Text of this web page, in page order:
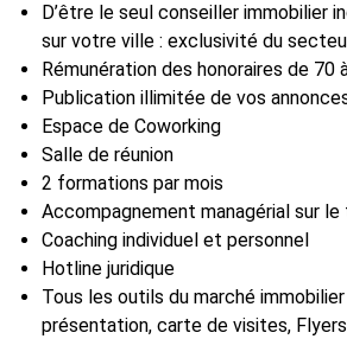
D’être le seul conseiller immobilier
sur votre ville : exclusivité du
Rémunération des honoraires de 70
Publication illimitée de vos
Espace de Coworking
Salle de réunion
2 formations par mois
Accompagnement managérial sur le
Coaching individuel et personnel
Hotline juridique
Tous les outils du marché
présentation, carte de visites,